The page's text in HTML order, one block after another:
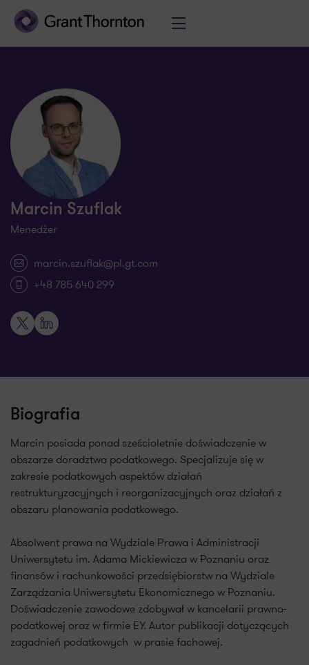
Marcin Szuflak
Menedżer
marcin.szuflak@pl.gt.com
+48 785 640 299
X LinkedIn
Biografia
Marcin posiada ponad sześcioletnie doświadczenie w
obszarze doradztwa podatkowego. Specjalizuje się w
zakresie podatkowych aspektów działań
restrukturyzacyjnych i reorganizacyjnych oraz działań z
obszaru planowania podatkowego.
Absolwent prawa na Wydziale Prawa i Administracji
Uniwersytetu im. Adama Mickiewicza w Poznaniu oraz
finansów i rachunkowości przedsiębiorstw na Wydziale
Zarządzania Uniwersytetu Ekonomicznego w Poznaniu.
Doświadczenie zawodowe zdobywał w kancelarii prawno-
podatkowej oraz w firmie EY. Autor publikacji dotyczących
zagadnień podatkowych w prasie fachowej.